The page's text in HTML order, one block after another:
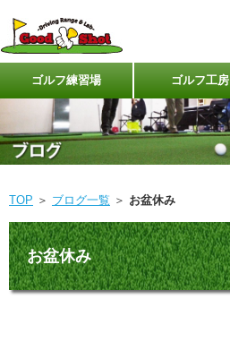
ゴルフ練習場 ゴルフ工房
TOP ＞ ブログ一覧 ＞ お盆休み
お盆休み